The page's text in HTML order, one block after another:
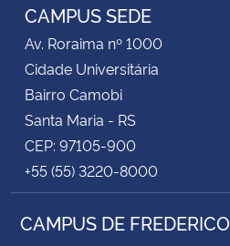
CAMPUS SEDE
Av. Roraima nº 1000
Cidade Universitária
Bairro Camobi
Santa Maria - RS
CEP: 97105-900
+55 (55) 3220-8000
CAMPUS DE